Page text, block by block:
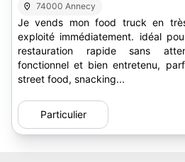
74000 Annecy
Je vends mon food truck en très
exploité immédiatement. idéal
restauration rapide sans
fonctionnel et bien entretenu,
street food, snacking...
Particulier